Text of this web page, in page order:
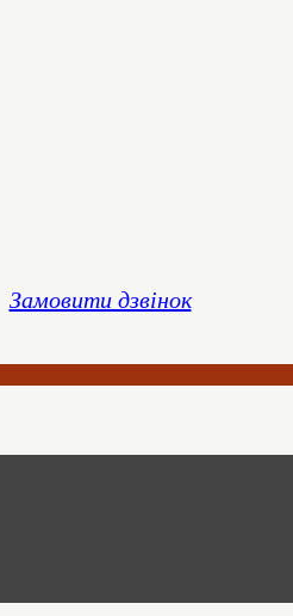
Замовити дзвінок